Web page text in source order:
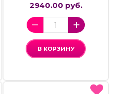
2940.00 руб.
В КОРЗИНУ